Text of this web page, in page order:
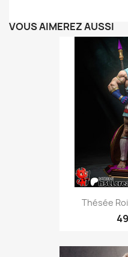
VOUS AIMEREZ AUSSI
Thésée